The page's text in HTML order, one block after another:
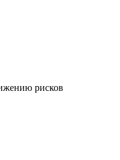
рисков